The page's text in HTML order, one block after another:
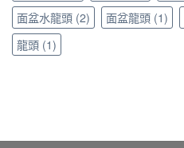
面盆水龍頭 (2) 面盆龍頭 (1)
龍頭 (1)